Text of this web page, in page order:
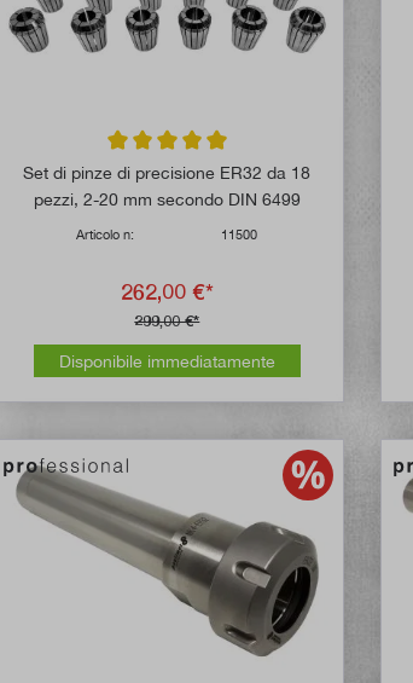
Valutazione media di 5 su 5 stelle
Set di pinze di precisione ER32 da 18
pezzi, 2-20 mm secondo DIN 6499
Articolo n: 11500
262,00 €*
299,00 €*
Disponibile immediatamente